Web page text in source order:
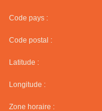
Code pays :
Code postal :
Latitude :
Longitude :
Zone horaire :